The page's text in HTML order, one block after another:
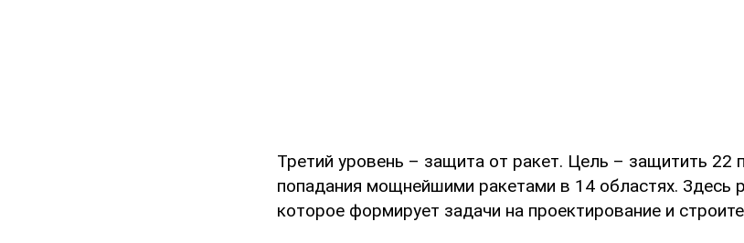
Третий уровень – защита от ракет. Цель – защитить 22
попадания мощнейшими ракетами в 14 областях. Здесь
которое формирует задачи на проектирование и